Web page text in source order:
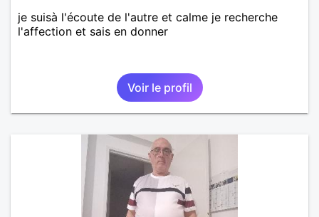
je suisà l'écoute de l'autre et calme je recherche
l'affection et sais en donner
Voir le profil